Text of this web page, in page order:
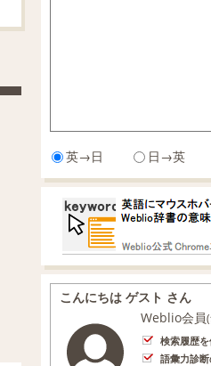
英→日 日→英
こんにちは ゲスト さん
Weblio会員
検索履歴を
語彙力診断